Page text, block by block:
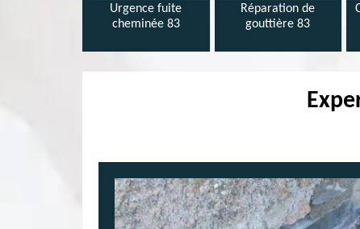
Urgence fuite
cheminée 83
Réparation de
gouttière 83